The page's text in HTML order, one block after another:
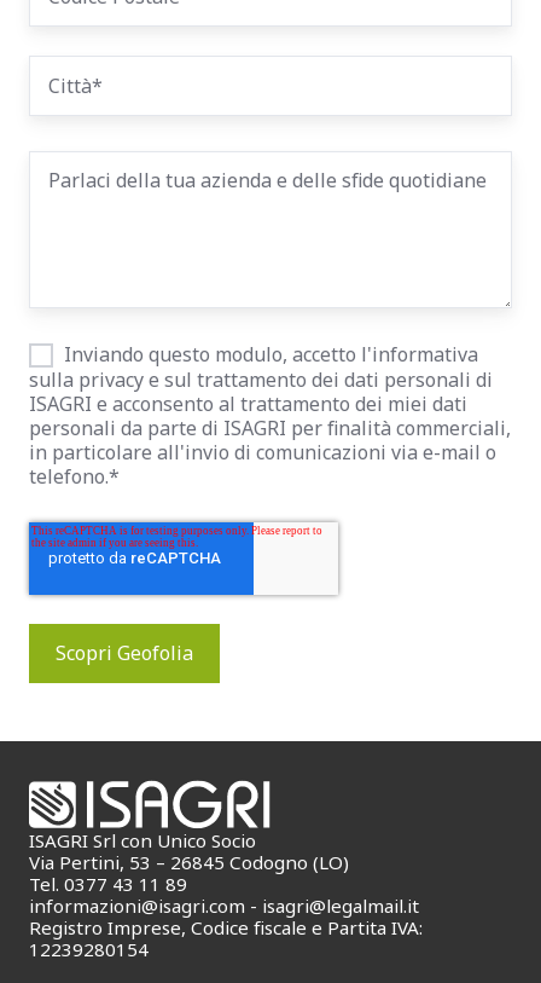
Inviando questo modulo, accetto l'informativa
sulla privacy e sul trattamento dei dati personali di
ISAGRI e acconsento al trattamento dei miei dati
personali da parte di ISAGRI per finalità commerciali,
in particolare all'invio di comunicazioni via e-mail o
telefono.*
ISAGRI Srl con Unico Socio
Via Pertini, 53 – 26845 Codogno (LO)
Tel. 0377 43 11 89
informazioni@isagri.com - isagri@legalmail.it
Registro Imprese, Codice fiscale e Partita IVA:
12239280154